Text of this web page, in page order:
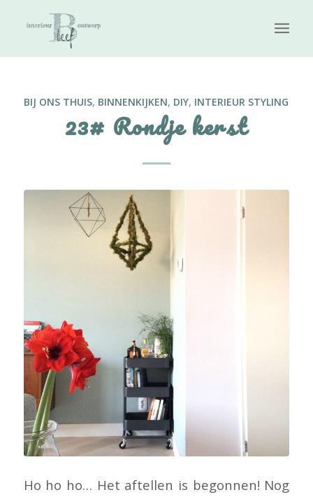
BIJ ONS THUIS, BINNENKIJKEN, DIY, INTERIEUR STYLING
23# Rondje kerst
Ho ho ho… Het aftellen is begonnen! Nog